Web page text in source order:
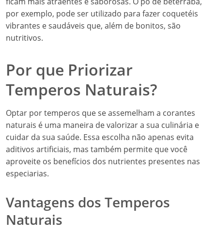
por exemplo, pode ser utilizado para fazer coquetéis
vibrantes e saudáveis que, além de bonitos, são
nutritivos.
Por que Priorizar
Temperos Naturais?
Optar por temperos que se assemelham a corantes
naturais é uma maneira de valorizar a sua culinária e
cuidar da sua saúde. Essa escolha não apenas evita
aditivos artificiais, mas também permite que você
aproveite os benefícios dos nutrientes presentes nas
especiarias.
Vantagens dos Temperos
Naturais